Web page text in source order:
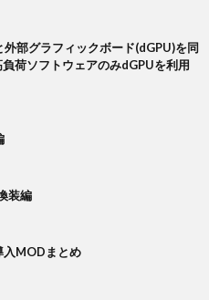
部グラフィックボード(dGPU)を同
荷ソフトウェアのみdGPUを利用
装編
MODまとめ